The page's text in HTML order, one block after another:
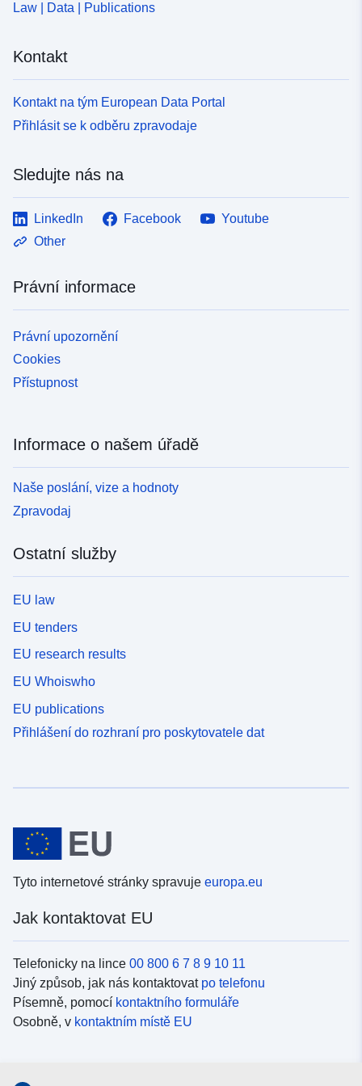
Law | Data | Publications
Kontakt
Kontakt na tým European Data Portal
Přihlásit se k odběru zpravodaje
Sledujte nás na
LinkedIn Facebook
Youtube
Other
Právní informace
Právní upozornění
Cookies
Přístupnost
Informace o našem úřadě
Naše poslání, vize a hodnoty
Zpravodaj
Ostatní služby
EU law
EU tenders
EU research results
EU Whoiswho
EU publications
Přihlášení do rozhraní pro poskytovatele dat
Tyto internetové stránky spravuje europa.eu
Jak kontaktovat EU
Telefonicky na lince 00 800 6 7 8 9 10 11
Jiný způsob, jak nás kontaktovat po telefonu
Písemně, pomocí kontaktního formuláře
Osobně, v kontaktním místě EU